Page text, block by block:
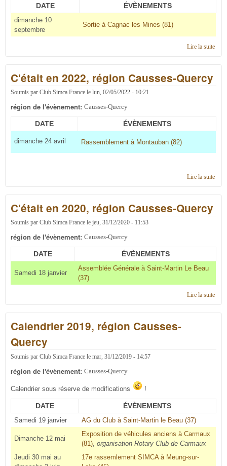
DATE ÉVÈNEMENTS
dimanche 10
septembre
Sortie à Cagnac les Mines (81)
Lire la suitede
C'était en 2022, région Causses-Quercy
Soumis par Club Simca France le lun, 02/05/2022 - 10:21
région de l'évènement: Causses-Quercy
DATE ÉVÈNEMENTS
dimanche 24 avril Rassemblement à Montauban (82)
Lire la suitede
C'était en 2020, région Causses-Quercy
Soumis par Club Simca France le jeu, 31/12/2020 - 11:53
région de l'évènement: Causses-Quercy
DATE ÉVÈNEMENTS
Samedi 18 janvier
Assemblée Générale à Saint-Martin Le Beau
(37)
Lire la suitede
Calendrier 2019, région Causses-
Quercy
Soumis par Club Simca France le mar, 31/12/2019 - 14:57
région de l'évènement: Causses-Quercy
Calendrier sous réserve de modifications !
DATE ÉVÈNEMENTS
Samedi 19 janvier AG du Club à Saint-Martin le Beau (37)
Dimanche 12 mai
Exposition de véhicules anciens à Carmaux
(81), organisation Rotary Club de Carmaux
Jeudi 30 mai au
17e rassemlement SIMCA à Meung-sur-